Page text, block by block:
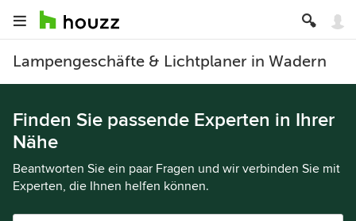
Lampengeschäfte & Lichtplaner in Wadern
Finden Sie passende Experten in Ihrer
Nähe
Beantworten Sie ein paar Fragen und wir verbinden Sie mit
Experten, die Ihnen helfen können.